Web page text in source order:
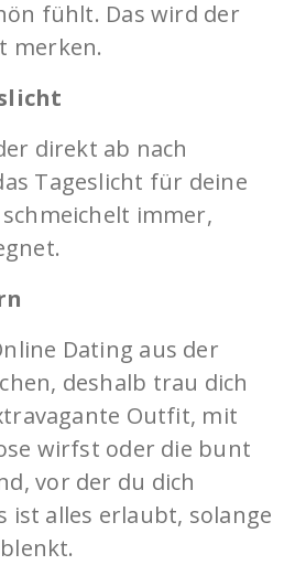
fühlt. Das wird der
merken.
direkt ab nach
Tageslicht für deine
immer,
Dating aus der
deshalb trau dich
Outfit, mit
wirfst oder die bunt
vor der du dich
ist alles erlaubt, solange